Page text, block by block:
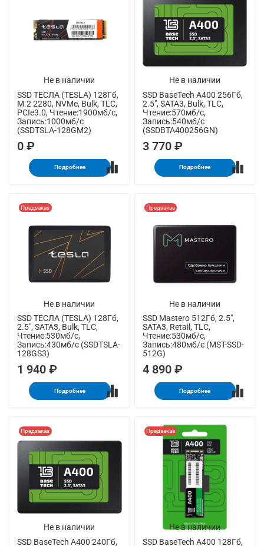
Не в наличии
SSD ТЕСЛА (TESLA) 128Гб,
M.2 2280, NVMe, Bulk, TLC,
PCIe3.0, Чтение:1900мб/с,
Запись:1000мб/с
(SSDTSLA-128GM2)
0 ₽
Подробнее
Не в наличии
SSD BaseTech A400 256Гб,
2.5", SATA3, Bulk, TLC,
Чтение:570мб/с,
Запись:540мб/с
(SSDBTA400256GN)
3 770 ₽
Подробнее
Не в наличии
Предзаказ
SSD ТЕСЛА (TESLA) 128Гб,
2.5", SATA3, Bulk, TLC,
Чтение:530мб/с,
Запись:430мб/с (SSDTSLA-
128GS3)
1 940 ₽
Подробнее
Не в наличии
Предзаказ
SSD Mastero 512Гб, 2.5",
SATA3, Retail, TLC,
Чтение:530мб/с,
Запись:480мб/с (MST-SSD-
512G)
4 890 ₽
Подробнее
Не в наличии
Предзаказ
SSD BaseTech A400 240Гб,
Не в наличии
Предзаказ
SSD BaseTech A400 128Гб,